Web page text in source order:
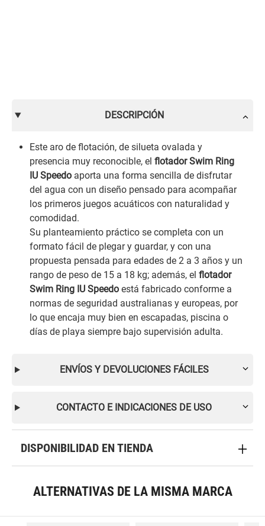
DESCRIPCIÓN
Este aro de flotación, de silueta ovalada y
presencia muy reconocible, el flotador Swim Ring
IU Speedo aporta una forma sencilla de disfrutar
del agua con un diseño pensado para acompañar
los primeros juegos acuáticos con naturalidad y
comodidad.
Su planteamiento práctico se completa con un
formato fácil de plegar y guardar, y con una
propuesta pensada para edades de 2 a 3 años y un
rango de peso de 15 a 18 kg; además, el flotador
Swim Ring IU Speedo está fabricado conforme a
normas de seguridad australianas y europeas, por
lo que encaja muy bien en escapadas, piscina o
días de playa siempre bajo supervisión adulta.
ENVÍOS Y DEVOLUCIONES FÁCILES
CONTACTO E INDICACIONES DE USO
DISPONIBILIDAD EN TIENDA
ALTERNATIVAS DE LA MISMA MARCA